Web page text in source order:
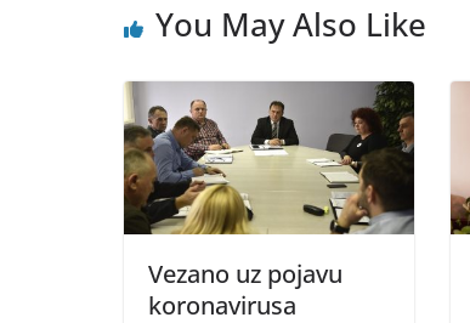
You May Also Like
Vezano uz pojavu
koronavirusa